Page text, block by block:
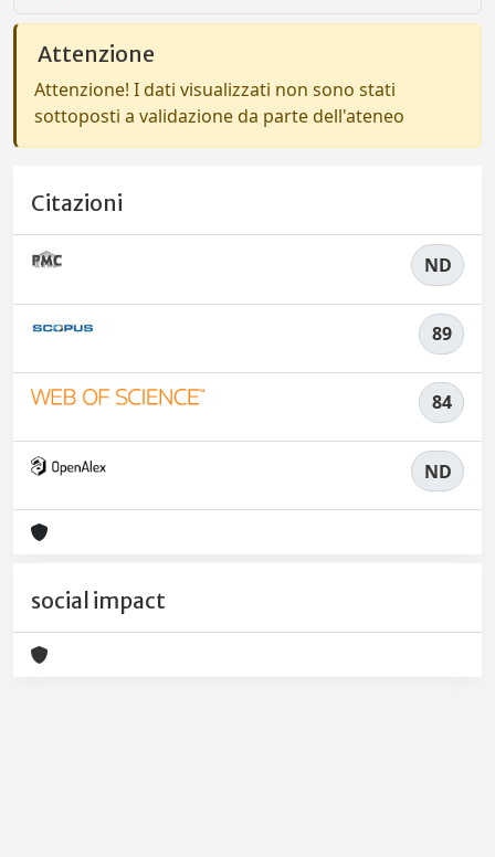
Attenzione
Attenzione! I dati visualizzati non sono stati
sottoposti a validazione da parte dell'ateneo
Citazioni
ND
89
84
ND
social impact